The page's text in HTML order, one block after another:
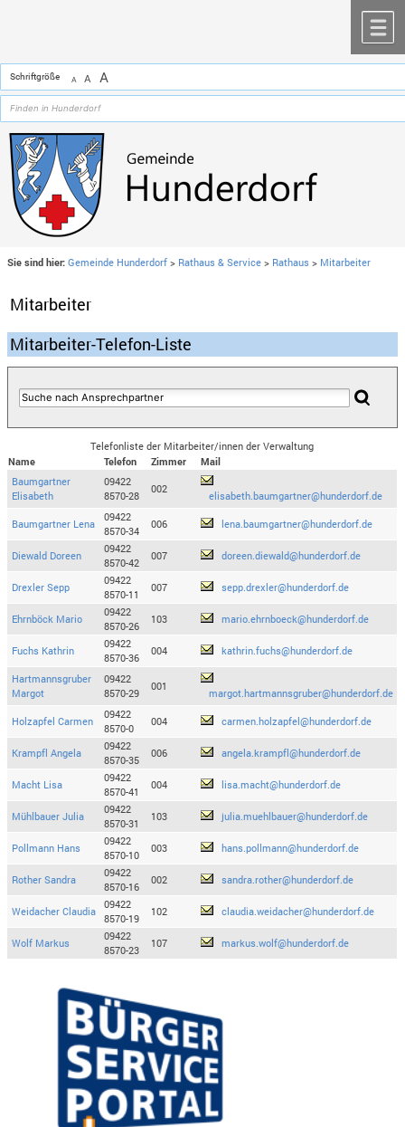
Schriftgröße A A A
Sie sind hier: Gemeinde Hunderdorf > Rathaus & Service > Rathaus > Mitarbeiter
Mitarbeiter
Mitarbeiter-Telefon-Liste
Telefonliste der Mitarbeiter/innen der Verwaltung
Name
Telefon Zimmer
Mail
Baumgartner
Elisabeth
09422
8570-28
002
elisabeth.baumgartner@hunderdorf.de
Baumgartner Lena
09422
8570-34
006 lena.baumgartner@hunderdorf.de
Diewald Doreen
09422
8570-42
007 doreen.diewald@hunderdorf.de
Drexler Sepp
09422
8570-11
007 sepp.drexler@hunderdorf.de
Ehrnböck Mario
09422
8570-26
103 mario.ehrnboeck@hunderdorf.de
Fuchs Kathrin
09422
8570-36
004 kathrin.fuchs@hunderdorf.de
Hartmannsgruber
Margot
09422
8570-29
001
margot.hartmannsgruber@hunderdorf.de
Holzapfel Carmen
09422
8570-0
004 carmen.holzapfel@hunderdorf.de
Krampfl Angela
09422
8570-35
006 angela.krampfl@hunderdorf.de
Macht Lisa
09422
8570-41
004 lisa.macht@hunderdorf.de
Mühlbauer Julia
09422
8570-31
103 julia.muehlbauer@hunderdorf.de
Pollmann Hans
09422
8570-10
003 hans.pollmann@hunderdorf.de
Rother Sandra
09422
8570-16
002 sandra.rother@hunderdorf.de
Weidacher Claudia
09422
8570-19
102 claudia.weidacher@hunderdorf.de
Wolf Markus
09422
8570-23
107 markus.wolf@hunderdorf.de